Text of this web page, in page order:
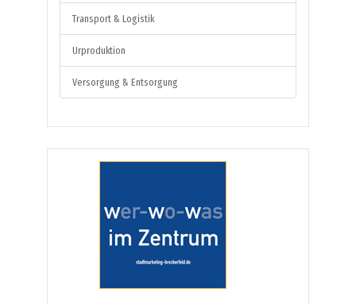
Transport & Logistik
Urproduktion
Versorgung & Entsorgung